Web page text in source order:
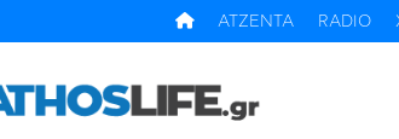
RADIO
ΑΤΖΕΝΤΑ